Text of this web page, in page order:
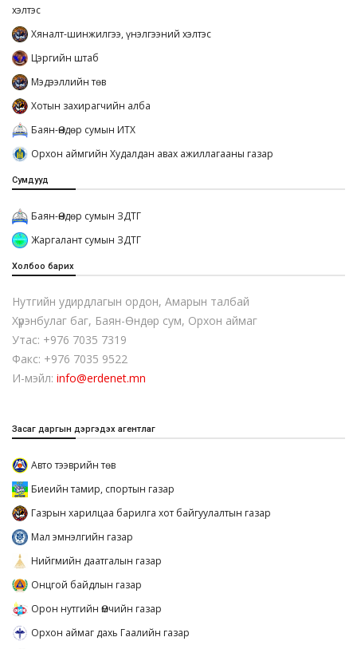
хэлтэс
Хяналт-шинжилгээ, үнэлгээний хэлтэс
Цэргийн штаб
Мэдээллийн төв
Хотын захирагчийн алба
Баян-Өндөр сумын ИТХ
Орхон аймгийн Худалдан авах ажиллагааны газар
Сумдууд
Баян-Өндөр сумын ЗДТГ
Жаргалант сумын ЗДТГ
Холбоо барих
Нутгийн удирдлагын ордон, Амарын талбай
Хүрэнбулаг баг, Баян-Өндөр сум, Орхон аймаг
Утас: +976 7035 7319
Факс: +976 7035 9522
И-мэйл: info@erdenet.mn
Засаг даргын дэргэдэх агентлаг
Авто тээврийн төв
Биеийн тамир, спортын газар
Газрын харилцаа барилга хот байгуулалтын газар
Мал эмнэлгийн газар
Нийгмийн даатгалын газар
Онцгой байдлын газар
Орон нутгийн Өмчийн газар
Орхон аймаг дахь Гаалийн газар